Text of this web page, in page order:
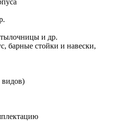
и др.
барные стойки и навески,
видов)